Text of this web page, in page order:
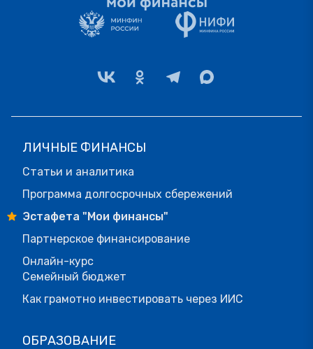
ЛИЧНЫЕ ФИНАНСЫ
Статьи и аналитика
Программа долгосрочных сбережений
Эстафета "Мои финансы"
Партнерское финансирование
Онлайн-курс
Семейный бюджет
Как грамотно инвестировать через ИИС
ОБРАЗОВАНИЕ